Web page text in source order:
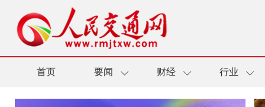
首页 要闻 财经 行业